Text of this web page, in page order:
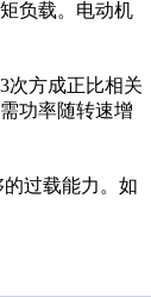
负载。电动机
次方成正比相关
功率随转速增
过载能力。如